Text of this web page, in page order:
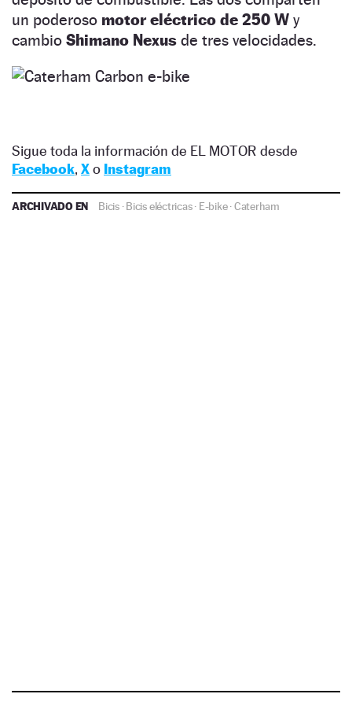
un poderoso motor eléctrico de 250 W y
cambio Shimano Nexus de tres velocidades.
Sigue toda la información de EL MOTOR desde
Facebook, Xo Instagram
ARCHIVADO EN Bicis·Bicis eléctricas· E-bike·Caterham